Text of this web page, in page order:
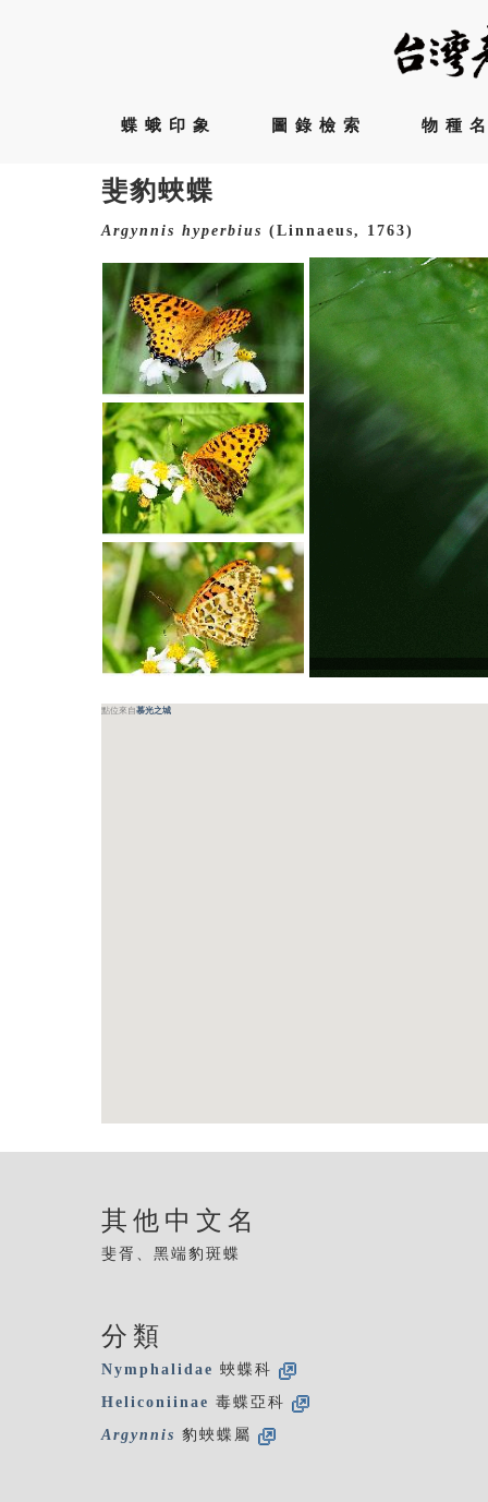
蝶蛾印象 圖錄檢索 物種
斐豹蛺蝶
Argynnis hyperbius (Linnaeus, 1763)
點位來自慕光之城
其他中文名
斐胥、黑端豹斑蝶
分類
Nymphalidae 蛺蝶科
Heliconiinae 毒蝶亞科
Argynnis 豹蛺蝶屬